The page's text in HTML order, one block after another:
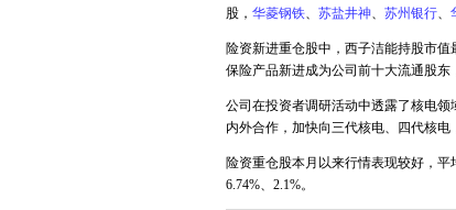
股， 华菱钢铁、 苏盐井神、 苏州银行、
险资新进重仓股中，西子洁能持股市
保险产品新进成为公司前十大流通股东
公司在投资者调研活动中透露了核电
内外合作，加快向三代核电、四代核电
险资重仓股本月以来行情表现较好，平
6.74%、2.1%。